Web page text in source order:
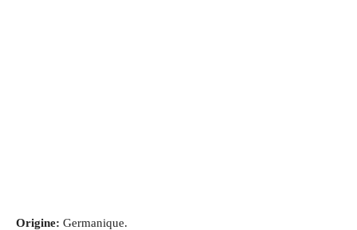
Origine: Germanique.